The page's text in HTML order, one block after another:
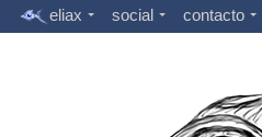
eliax social contacto